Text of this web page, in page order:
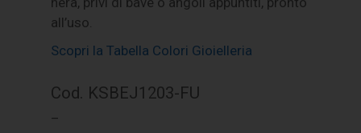
all’uso.
Scopri la Tabella Colori Gioielleria
Cod. KSBEJ1203-FU
–